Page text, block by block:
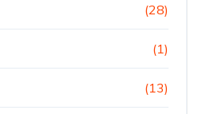
(28)
(1)
(13)